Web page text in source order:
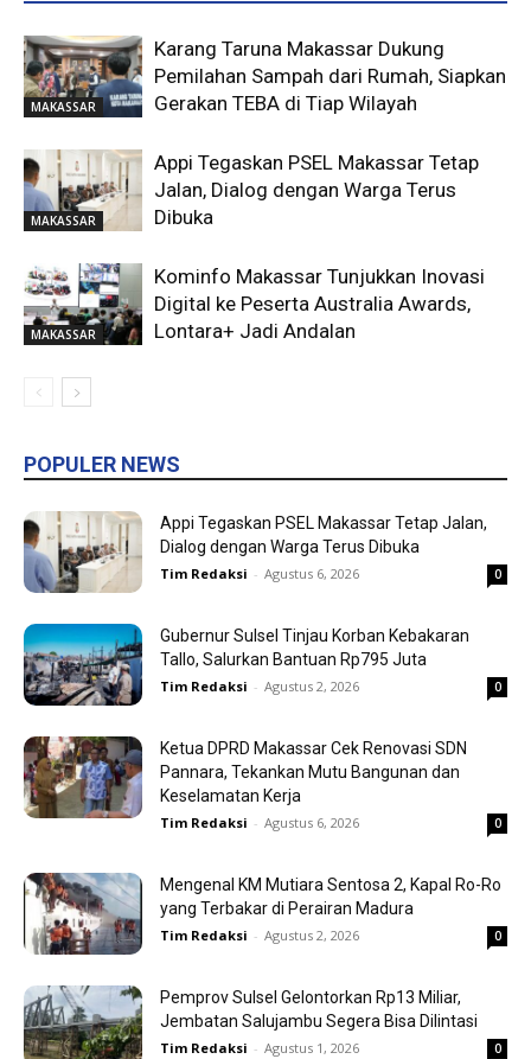
MAKASSAR
Karang Taruna Makassar Dukung
Pemilahan Sampah dari Rumah, Siapkan
Gerakan TEBA di Tiap Wilayah
MAKASSAR
Appi Tegaskan PSEL Makassar Tetap
Jalan, Dialog dengan Warga Terus
Dibuka
MAKASSAR
Kominfo Makassar Tunjukkan Inovasi
Digital ke Peserta Australia Awards,
Lontara+ Jadi Andalan
POPULER NEWS
Appi Tegaskan PSEL Makassar Tetap Jalan,
Dialog dengan Warga Terus Dibuka
Tim Redaksi - Agustus 6, 2026 0
Gubernur Sulsel Tinjau Korban Kebakaran
Tallo, Salurkan Bantuan Rp795 Juta
Tim Redaksi - Agustus 2, 2026 0
Ketua DPRD Makassar Cek Renovasi SDN
Pannara, Tekankan Mutu Bangunan dan
Keselamatan Kerja
Tim Redaksi - Agustus 6, 2026 0
Mengenal KM Mutiara Sentosa 2, Kapal Ro-Ro
yang Terbakar di Perairan Madura
Tim Redaksi - Agustus 2, 2026 0
Pemprov Sulsel Gelontorkan Rp13 Miliar,
Jembatan Salujambu Segera Bisa Dilintasi
Tim Redaksi - Agustus 1, 2026 0